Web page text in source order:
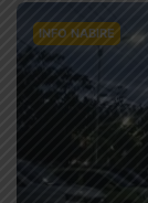
INFO NABIRE